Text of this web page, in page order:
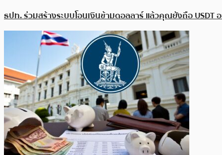
ธปท. ร่วมสร้างระบบโอนเงินข้ามดอลลาร์ แล้วคุณยังถือ USDT